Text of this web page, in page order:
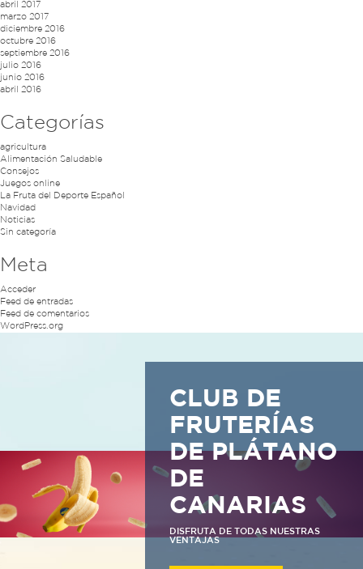
abril 2017
marzo 2017
diciembre 2016
octubre 2016
septiembre 2016
julio 2016
junio 2016
abril 2016
Categorías
agricultura
Alimentación Saludable
Consejos
Juegos online
La Fruta del Deporte Español
Navidad
Noticias
Sin categoría
Meta
Acceder
Feed de entradas
Feed de comentarios
WordPress.org
CLUB DE
FRUTERÍAS
DE PLÁTANO
DE
CANARIAS
DISFRUTA DE TODAS NUESTRAS
VENTAJAS